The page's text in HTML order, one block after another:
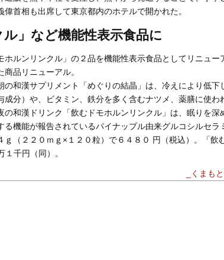
偉首相も出席して東京都内のホテルで開かれた。
」など機能性表示食品に
ルンリンクル」の２品を機能性表示食品としてリニュ
品リニューアル。
和漢サプリメント「めぐりの結晶」は、冷えにより低
分）や、ビタミン、鉄分を多く含むナツメ、薬膳に使わ
和漢ドリンク「飲むドモホルンリンクル」は、眠りを
機能が報告されているパイナップル由来グルコシルセラ
（２２０ｍｇ×１２０粒）で６４８０ 円（税込）。「飲
千円（同）。
_くまも